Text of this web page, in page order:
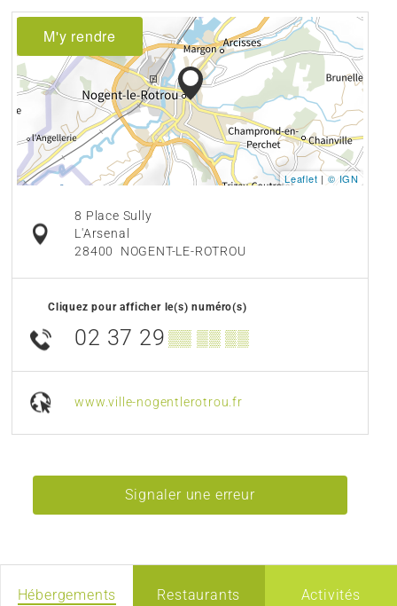
M'y rendre
Leaflet | © IGN
8 Place Sully
L'Arsenal
28400
NOGENT-LE-ROTROU
Cliquez pour afficher le(s) numéro(s)
02 37 29 ▒▒ ▒▒ ▒▒
www.ville-nogentlerotrou.fr
Signaler une erreur
Hébergements Restaurants Activités